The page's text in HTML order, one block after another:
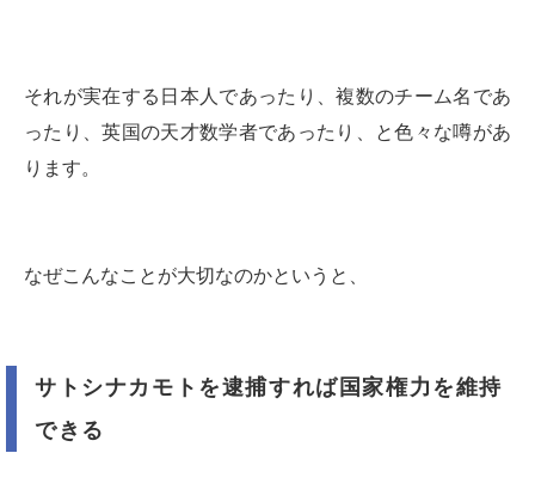
それが実在する日本人であったり、複数のチーム名であ
ったり、英国の天才数学者であったり、と色々な噂があ
ります。
なぜこんなことが大切なのかというと、
サトシナカモトを逮捕すれば国家権力を維持
できる